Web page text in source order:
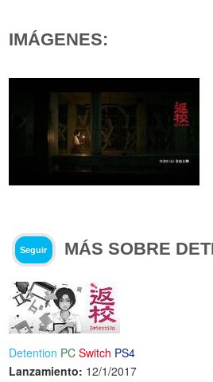
IMÁGENES:
Seguir MÁS SOBRE
Detention PC Switch PS4
Lanzamiento: 12/1/2017